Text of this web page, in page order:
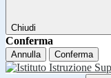
Chiudi
Conferma
Annulla Conferma